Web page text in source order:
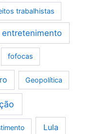
trabalhistas
entretenimento
fofocas
Geopolítica
Lula